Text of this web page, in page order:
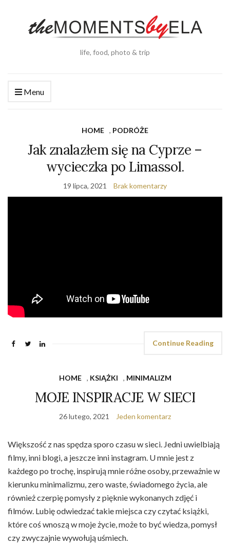
life, food, photo & trip
Menu
HOME , PODRÓŻE
Jak znalazłem się na Cyprze –
wycieczka po Limassol.
19 lipca, 2021 Brak komentarzy
Continue Reading
HOME , KSIĄŻKI , MINIMALIZM
MOJE INSPIRACJE W SIECI
26 lutego, 2021 Jeden komentarz
Większość z nas spędza sporo czasu w sieci. Jedni uwielbiają
filmy, inni blogi, a jeszcze inni instagram. U mnie jest z
każdego po trochę, inspirują mnie różne osoby, przeważnie w
kierunku minimalizmu, zero waste, świadomego życia, ale
również czerpię pomysły z pięknie wykonanych zdjęć i
filmów. Lubię odwiedzać takie miejsca czy czytać książki,
które coś wnoszą w moje życie, może to być wiedza, pomysł
czy zwyczajnie wywołują uśmiech.